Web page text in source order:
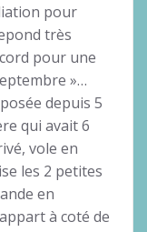
pour
très
pour une
»…
depuis 5
qui avait 6
vole en
les 2 petites
en
à coté de